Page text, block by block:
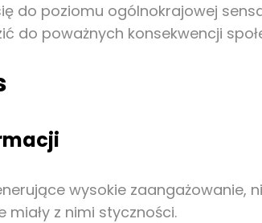
do poziomu ogólnokrajowej
poważnych konsekwencji
wysokie zaangażowanie,
z nimi styczności.